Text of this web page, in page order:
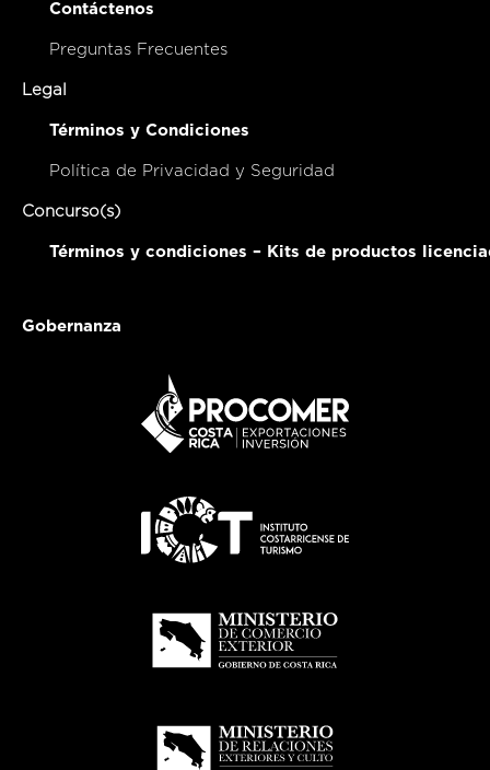
Contáctenos
Preguntas Frecuentes
Legal
Términos y Condiciones
Política de Privacidad y Seguridad
Concurso(s)
Términos y condiciones – Kits de productos
Gobernanza